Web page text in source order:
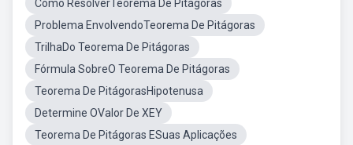
Como ResolverTeorema De Pitágoras
Problema EnvolvendoTeorema De Pitágoras
TrilhaDo Teorema De Pitágoras
Fórmula SobreO Teorema De Pitágoras
Teorema De PitágorasHipotenusa
Determine OValor De XEY
Teorema De Pitágoras ESuas Aplicações